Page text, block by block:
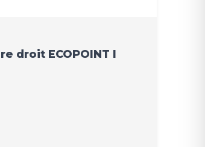
droit ECOPOINT I